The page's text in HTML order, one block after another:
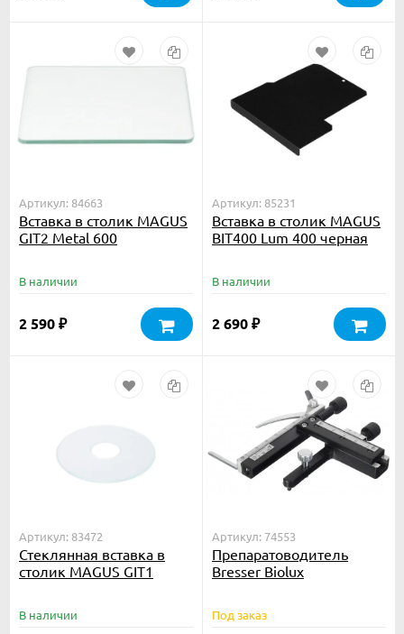
Артикул: 84663
Вставка в столик MAGUS
GIT2 Metal 600
В наличии
2 590 ₽
Артикул: 85231
Вставка в столик MAGUS
BIT400 Lum 400 черная
В наличии
2 690 ₽
Артикул: 83472
Стеклянная вставка в
столик MAGUS GIT1
В наличии
Артикул: 74553
Препаратоводитель
Bresser Biolux
Под заказ